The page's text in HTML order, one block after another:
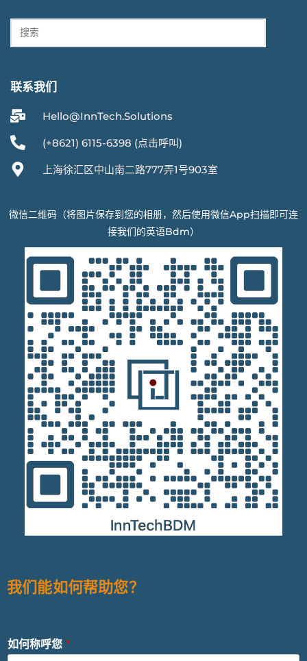
联系我们
Hello@InnTech.Solutions
(+8621) 6115-6398 (点击呼叫)
上海徐汇区中山南二路777弄1号903室
微信二维码（将图片保存到您的相册，然后使用微信App扫描即可连
接我们的英语Bdm）
我们能如何帮助您？
如何称呼您 *